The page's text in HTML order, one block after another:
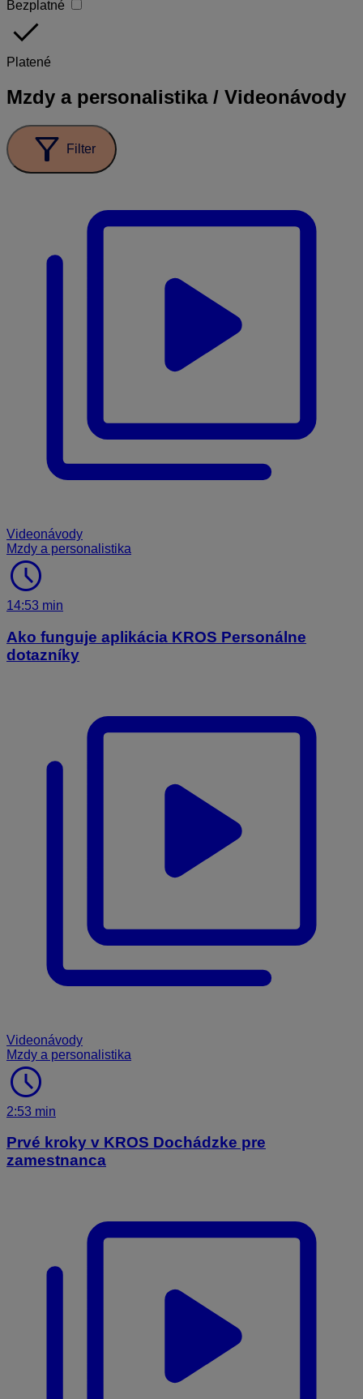
Bezplatné
done
Platené
Mzdy a personalistika / Videonávody
filter_alt Filter
Videonávody
Mzdy a personalistika
schedule
14:53 min
Ako funguje aplikácia KROS Personálne
dotazníky
Videonávody
Mzdy a personalistika
schedule
2:53 min
Prvé kroky v KROS Dochádzke pre
zamestnanca